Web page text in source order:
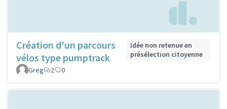
Création d'un parcours
vélos type pumptrack
Idée non retenue en
présélection citoyenne
Greg
2 0